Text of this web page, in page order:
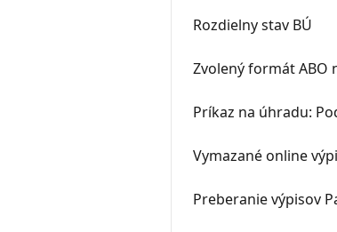
Rozdielny stav BÚ
Zvolený formát ABO
Príkaz na úhradu:
Vymazané online
Preberanie výpisov